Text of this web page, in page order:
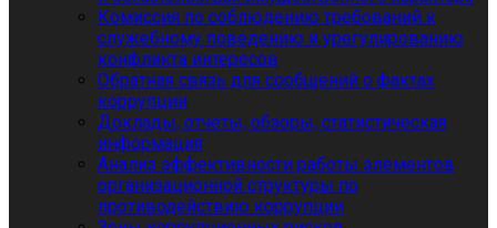
Комиссия по соблюдению требований к
служебному поведению и урегулированию
конфликта интересов
Обратная связь для сообщений о фактах
коррупции
Доклады, отчеты, обзоры, статистическая
информация
Анализ эффективности работы элементов
организационной структуры по
противодействию коррупции